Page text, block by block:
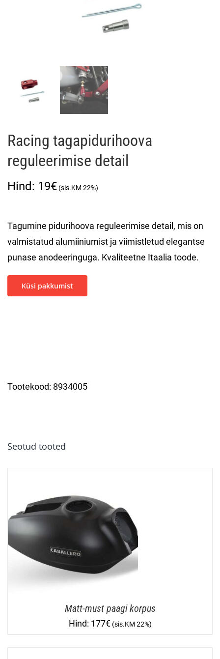
Racing tagapidurihoova
reguleerimise detail
19€
Tagumine pidurihoova reguleerimise detail, mis on
valmistatud alumiiniumist ja viimistletud elegantse
punase anodeeringuga. Kvaliteetne Itaalia toode.
Küsi pakkumist
Tootekood: 8934005
Seotud tooted
Matt-must paagi korpus
177€